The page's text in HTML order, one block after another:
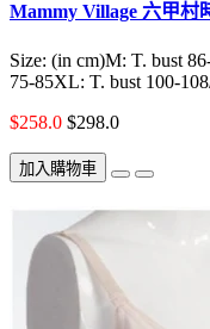
Mammy Village 六甲村
Size: (in cm)M: T. bust
75-85XL: T. bust 100-
$258.0 $298.0
加入購物車